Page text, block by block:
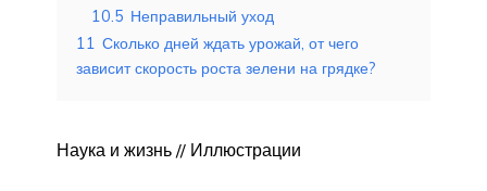
10.5 Неправильный уход
11 Сколько дней ждать урожай, от чего
зависит скорость роста зелени на грядке?
Наука и жизнь // Иллюстрации